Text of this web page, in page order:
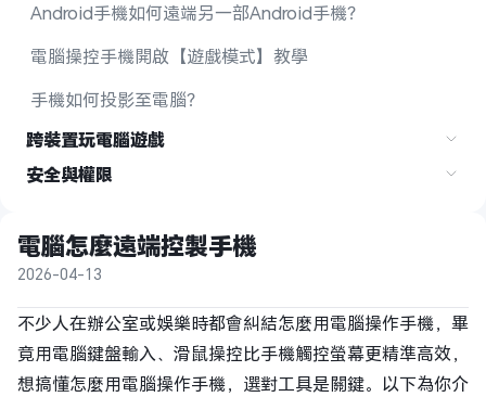
Android手機如何遠端另一部Android手機？
電腦操控手機開啟【遊戲模式】教學
手機如何投影至電腦？
跨裝置玩電腦遊戲
安全與權限
電腦怎麼遠端控製手機
2026-04-13
不少人在辦公室或娛樂時都會糾結怎麼用電腦操作手機，畢
竟用電腦鍵盤輸入、滑鼠操控比手機觸控螢幕更精準高效，
想搞懂怎麼用電腦操作手機，選對工具是關鍵。以下為你介